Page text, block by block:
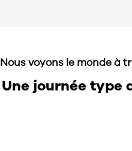
Nous voyons le monde à
Une journée type